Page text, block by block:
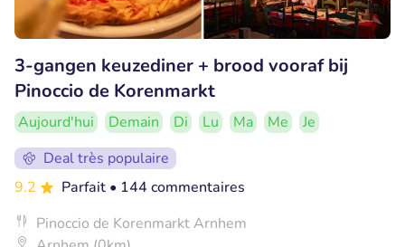
3-gangen keuzediner + brood vooraf bij
Pinoccio de Korenmarkt
Aujourd'hui Demain Di Lu Ma Me
Je
Deal très populaire
9.2
Parfait • 144 commentaires
Pinoccio de Korenmarkt Arnhem